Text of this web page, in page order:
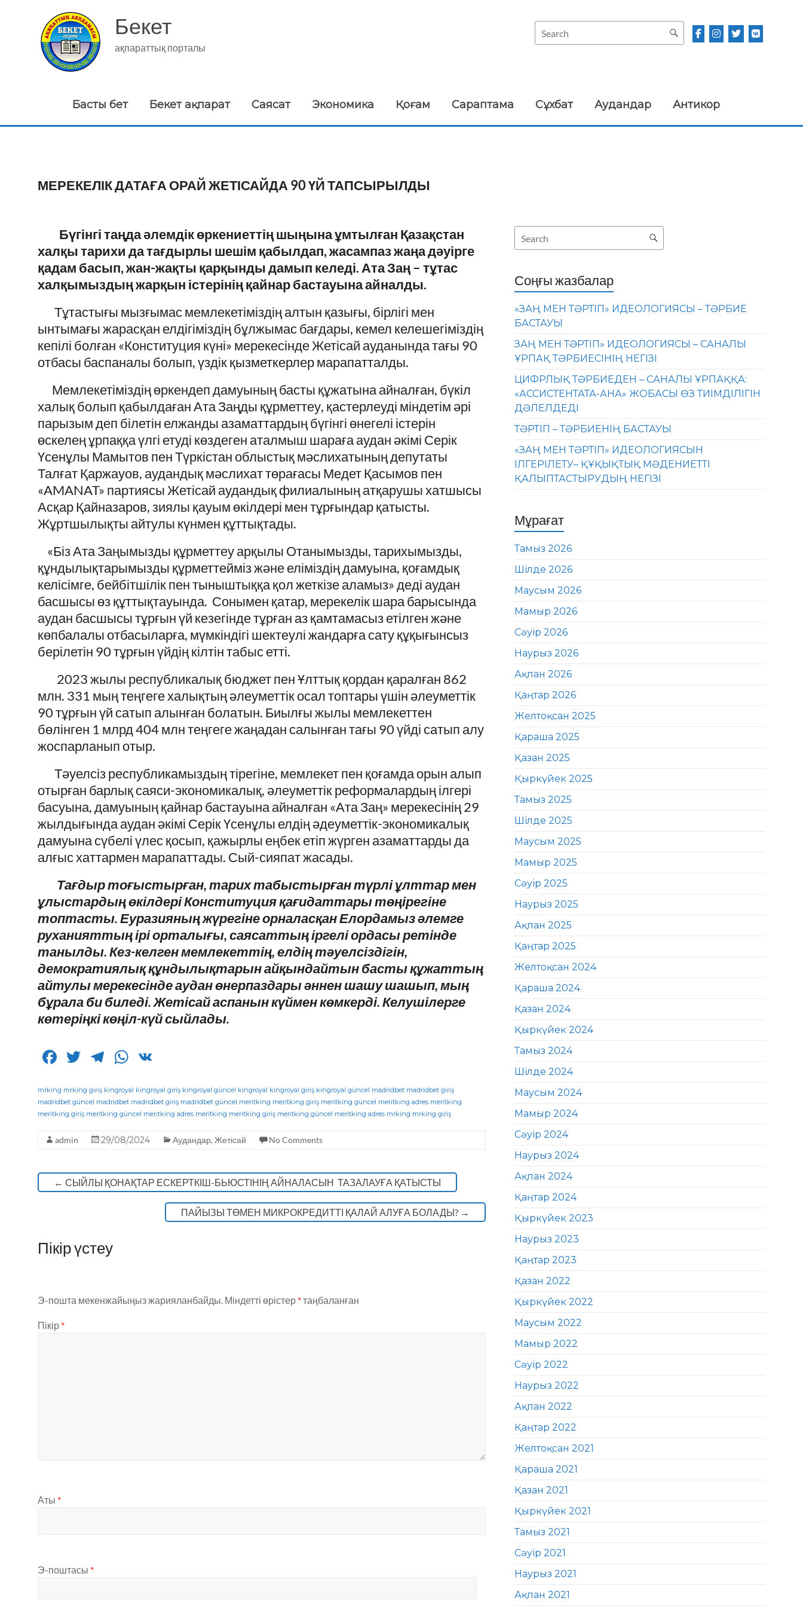
Бекет
ақпараттық порталы
Басты бет Бекет ақпарат Саясат Экономика Қоғам Сараптама Сұхбат Аудандар Антикор
МЕРЕКЕЛІК ДАТАҒА ОРАЙ ЖЕТІСАЙДА 90 ҮЙ ТАПСЫРЫЛДЫ
Бүгінгі таңдаәлемдік өркениеттің шыңына ұмтылған Қазақстан
халқы тарихи да тағдырлы шешім қабылдап, жасампаз жаңа дәуірге
қадам басып,жан-жақты қарқынды дамып келеді. Ата Заң – тұтас
халқымыздың жарқын істерінің қайнар бастауына айналды.
Тұтастығы мызғымас мемлекетіміздің алтын қазығы, бірлігі мен
ынтымағы жарасқан елдігіміздің бұлжымас бағдары, кемел келешегіміздің
кепілі болған «Конституция күні» мерекесінде Жетісай ауданында тағы 90
отбасы баспаналы болып, үздік қызметкерлер марапатталды.
Мемлекетіміздің өркендеп дамуының басты құжатына айналған, бүкіл
халық болып қабылдаған Ата Заңды құрметтеу, қастерлеуді міндетім әрі
парызым деп білетін елжанды азаматтардың бүгінгі өнегелі істерін
өскелең ұрпаққа үлгі етуді көздеген аталмыш шараға аудан әкімі Серік
Үсенұлы Мамытов пен Түркістан облыстық мәслихатының депутаты
Талғат Қаржауов, аудандық мәслихат төрағасы Медет Қасымов пен
«AMANAT» партиясы Жетісай аудандық филиалының атқарушы хатшысы
Асқар Қайназаров, зиялы қауым өкілдері мен тұрғындар қатысты.
Жұртшылықты айтулы күнмен құттықтады.
«Біз Ата Заңымызды құрметтеу арқылы Отанымызды, тарихымызды,
құндылықтарымызды құрметтейміз және еліміздің дамуына, қоғамдық
келісімге, бейбітшілік пен тыныштыққа қол жеткізе аламыз» деді аудан
басшысы өз құттықтауында. Сонымен қатар, мерекелік шара барысында
аудан басшысы тұрғын үй кезегінде тұрған аз қамтамасыз етілген және
көпбалалы отбасыларға, мүмкіндігі шектеулі жандарға сату құқығынсыз
берілетін 90 тұрғын үйдің кілтін табыс етті.
2023 жылы республикалық бюджет пен Ұлттық қордан қаралған 862
млн. 331 мың теңгеге халықтың әлеуметтік осал топтары үшін әлеуметтік
90 тұрғын үй сатып алынған болатын. Биылғы жылы мемлекеттен
бөлінген 1 млрд 404 млн теңгеге жаңадан салынған тағы 90 үйді сатып алу
жоспарланып отыр.
Тәуелсіз республикамыздың тірегіне, мемлекет пен қоғамда орын алып
отырған барлық саяси-экономикалық, әлеуметтік реформалардың ілгері
басуына, дамуының қайнар бастауына айналған «Ата Заң» мерекесінің 29
жылдығында аудан әкімі Серік Үсенұлы елдің әдеуметтік-экономикалық
дамуына сүбелі үлес қосып, қажырлы еңбек етіп жүрген азаматтарды да
алғыс хаттармен марапаттады. Сый-сияпат жасады.
Тағдыр тоғыстырған, тарих табыстырған түрлі ұлттар мен
ұлыстардың өкілдері Конституция қағидаттары төңірегіне
топтасты. Еуразияның жүрегіне орналасқан Елордамыз әлемге
руханияттың ірі орталығы, саясаттың іргелі ордасы ретінде
танылды. Кез-келген мемлекеттің, елдің тәуелсіздігін,
демократиялық құндылықтарын айқындайтын басты құжаттың
айтулы мерекесінде аудан өнерпаздары әннен шашу шашып, мың
бұрала би биледі. Жетісай аспанын күймен көмкерді. Келушілерге
көтеріңкі көңіл-күй сыйлады.
F
c
e
b
o
k
T
it
te
T
e
g
ra
m
W
a
ts
A
p
mrking mrking giriş kingroyal kingroyal giriş kingroyal güncel kingroyal kingroyal giriş kingroyal güncel madridbet madridbet giriş
madridbet güncel madridbet madridbet giriş madridbet güncel meritking meritking giriş meritking güncel meritking adres meritking
meritking giriş meritking güncel meritking adres meritking meritking giriş meritking güncel meritking adres mrking mrking giriş
admin 29/08/2024 Аудандар, Жетісай No Comments
← СЫЙЛЫ ҚОНАҚТАР ЕСКЕРТКІШ-БЬЮСТІНІҢ АЙНАЛАСЫН ТАЗАЛАУҒА ҚАТЫСТЫ
ПАЙЫЗЫ ТӨМЕН МИКРОКРЕДИТТІ ҚАЛАЙ АЛУҒА БОЛАДЫ? →
Пікір үстеу
Э-пошта мекенжайыңыз жарияланбайды. Міндетті өрістер *таңбаланған
Пікір *
Аты *
Э-поштасы *
Соңғы жазбалар
«ЗАҢ МЕН ТӘРТІП» ИДЕОЛОГИЯСЫ – ТӘРБИЕ
БАСТАУЫ
ЗАҢ МЕН ТӘРТІП» ИДЕОЛОГИЯСЫ – САНАЛЫ
ҰРПАҚ ТӘРБИЕСІНІҢ НЕГІЗІ
ЦИФРЛЫҚ ТӘРБИЕДЕН – САНАЛЫ ҰРПАҚҚА:
«АССИСТЕНТАТА-АНА» ЖОБАСЫ ӨЗ ТИІМДІЛІГІН
ДӘЛЕЛДЕДІ
ТӘРТІП – ТӘРБИЕНІҢ БАСТАУЫ
«ЗАҢ МЕН ТӘРТІП» ИДЕОЛОГИЯСЫН
ІЛГЕРІЛЕТУ– ҚҰҚЫҚТЫҚ МӘДЕНИЕТТІ
ҚАЛЫПТАСТЫРУДЫҢ НЕГІЗІ
Мұрағат
Тамыз 2026
Шілде 2026
Маусым 2026
Мамыр 2026
Сәуір 2026
Наурыз 2026
Ақпан 2026
Қаңтар 2026
Желтоқсан 2025
Қараша 2025
Қазан 2025
Қыркүйек 2025
Тамыз 2025
Шілде 2025
Маусым 2025
Мамыр 2025
Сәуір 2025
Наурыз 2025
Ақпан 2025
Қаңтар 2025
Желтоқсан 2024
Қараша 2024
Қазан 2024
Қыркүйек 2024
Тамыз 2024
Шілде 2024
Маусым 2024
Мамыр 2024
Сәуір 2024
Наурыз 2024
Ақпан 2024
Қаңтар 2024
Қыркүйек 2023
Наурыз 2023
Қаңтар 2023
Қазан 2022
Қыркүйек 2022
Маусым 2022
Мамыр 2022
Сәуір 2022
Наурыз 2022
Ақпан 2022
Қаңтар 2022
Желтоқсан 2021
Қараша 2021
Қазан 2021
Қыркүйек 2021
Тамыз 2021
Сәуір 2021
Наурыз 2021
Ақпан 2021